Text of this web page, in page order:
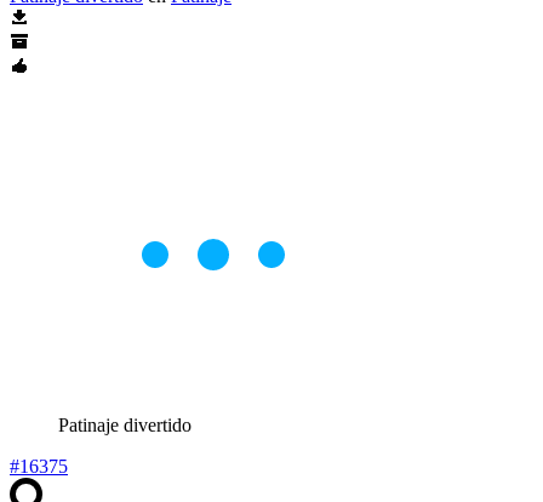
Patinaje divertido
#16375